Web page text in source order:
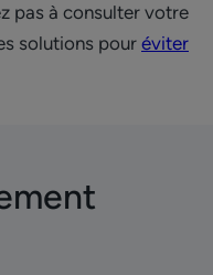
pas à consulter votre
solutions pouréviter